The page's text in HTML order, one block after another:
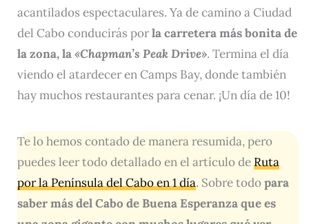
acantilados espectaculares. Ya de camino a Ciudad
del Cabo conducirás porla carretera más bonita de
la zona, la«Chapman’s Peak Drive». Termina el día
viendo el atardecer en Camps Bay, donde también
hay muchos restaurantes para cenar. ¡Un día de 10!
Te lo hemos contado de manera resumida, pero
puedes leer todo detallado en el artículo deRuta
por la Península del Cabo en 1 día. Sobre todopara
saber más del Cabo de Buena Esperanza que es